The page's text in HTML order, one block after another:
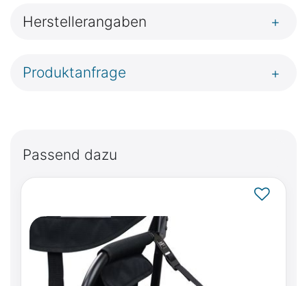
Herstellerangaben +
Produktanfrage +
Passend dazu